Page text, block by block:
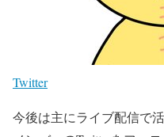
Twitter
今後は主にライブ配信で